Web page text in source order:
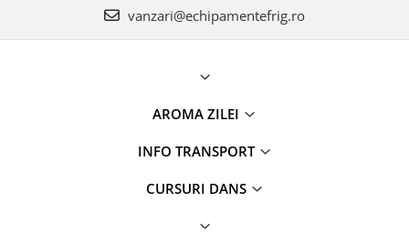
vanzari@echipamentefrig.ro
AROMA ZILEI
INFO TRANSPORT
CURSURI DANS